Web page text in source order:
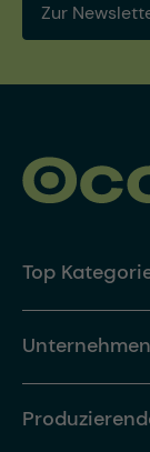
Zur
Top
Unternehmen